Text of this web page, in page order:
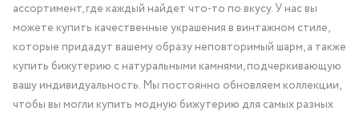
ассортимент, где каждый найдет что-то по вкусу. У нас вы
можете купить качественные украшения в винтажном стиле,
которые придадут вашему образу неповторимый шарм, а также
купить бижутерию с натуральными камнями, подчеркивающую
вашу индивидуальность. Мы постоянно обновляем коллекции,
чтобы вы могли купить модную бижутерию для самых разных